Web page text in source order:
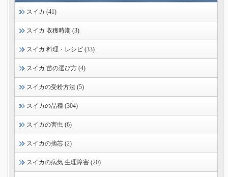
スイカ (41)
スイカ 収穫時期 (3)
スイカ 料理・レシピ (33)
スイカ 苗の選び方 (4)
スイカの受粉方法 (5)
スイカの品種 (304)
スイカの害虫 (6)
スイカの摘芯 (2)
スイカの病気 生理障害 (20)